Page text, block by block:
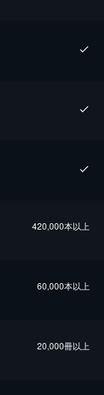
420,000本以上
60,000本以上
20,000冊以上